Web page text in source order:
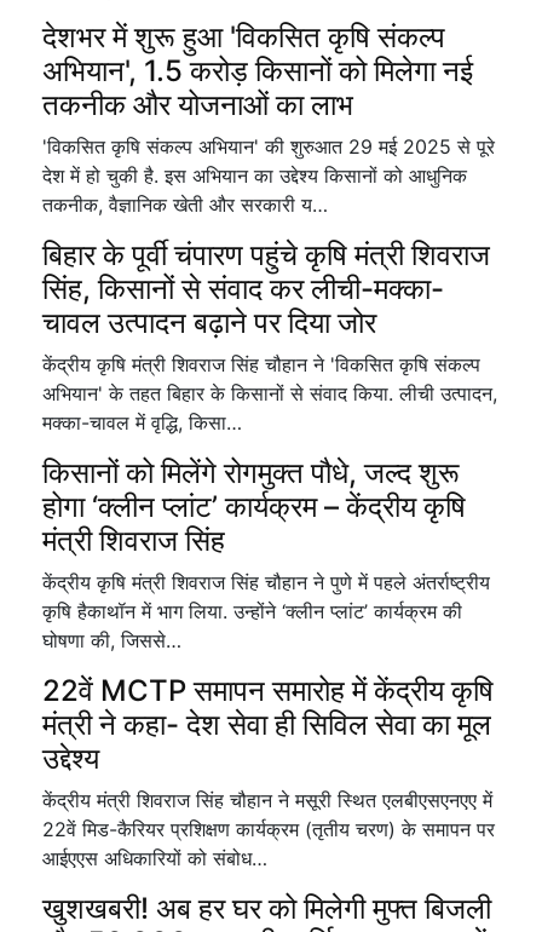
देशभर में शुरू हुआ 'विकसित कृषि संकल्प
अभियान', 1.5 करोड़ किसानों को मिलेगा नई
तकनीक और योजनाओं का लाभ
'विकसित कृषि संकल्प अभियान' की शुरुआत 29 मई 2025 से पूरे
देश में हो चुकी है. इस अभियान का उद्देश्य किसानों को आधुनिक
तकनीक, वैज्ञानिक खेती और सरकारी य…
बिहार के पूर्वी चंपारण पहुंचे कृषि मंत्री शिवराज
सिंह, किसानों से संवाद कर लीची-मक्का-
चावल उत्पादन बढ़ाने पर दिया जोर
केंद्रीय कृषि मंत्री शिवराज सिंह चौहान ने 'विकसित कृषि संकल्प
अभियान' के तहत बिहार के किसानों से संवाद किया. लीची उत्पादन,
मक्का-चावल में वृद्धि, किसा…
किसानों को मिलेंगे रोगमुक्त पौधे, जल्द शुरू
होगा ‘क्लीन प्लांट’ कार्यक्रम – केंद्रीय कृषि
मंत्री शिवराज सिंह
केंद्रीय कृषि मंत्री शिवराज सिंह चौहान ने पुणे में पहले अंतर्राष्ट्रीय
कृषि हैकाथॉन में भाग लिया. उन्होंने ‘क्लीन प्लांट’ कार्यक्रम की
घोषणा की, जिससे…
22वें MCTP समापन समारोह में केंद्रीय कृषि
मंत्री ने कहा- देश सेवा ही सिविल सेवा का मूल
उद्देश्य
केंद्रीय मंत्री शिवराज सिंह चौहान ने मसूरी स्थित एलबीएसएनएए में
22वें मिड-कैरियर प्रशिक्षण कार्यक्रम (तृतीय चरण) के समापन पर
आईएएस अधिकारियों को संबोध…
खुशखबरी! अब हर घर को मिलेगी मुफ्त बिजली